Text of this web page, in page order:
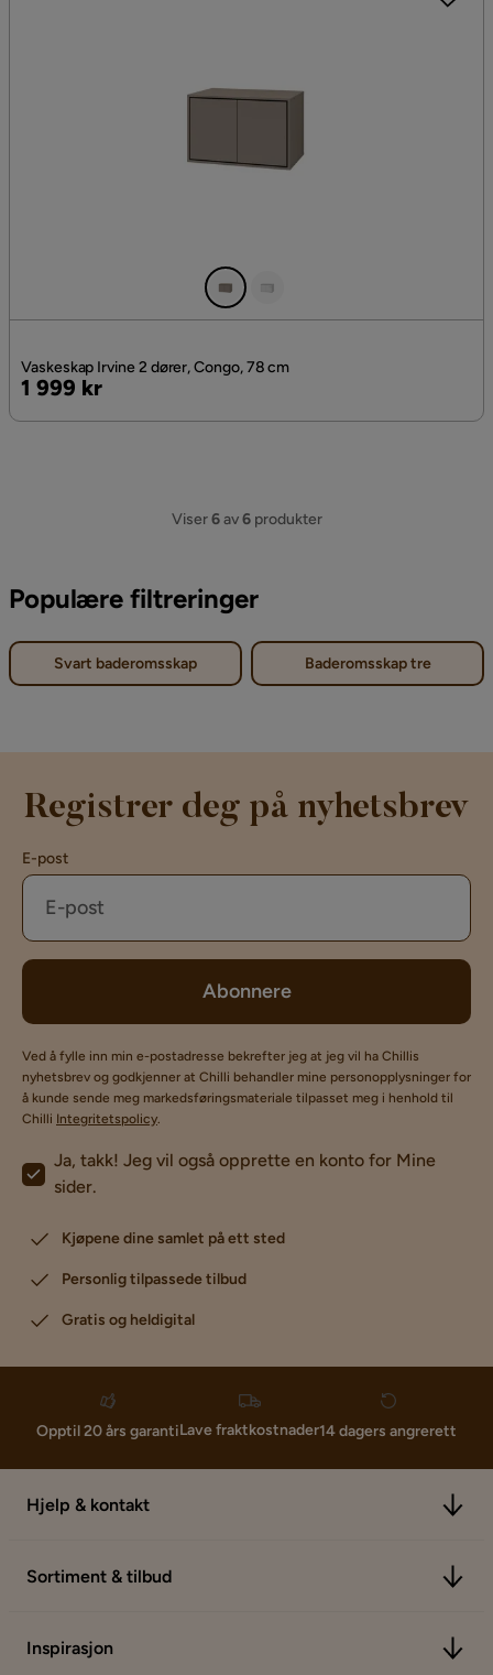
Vaskeskap Irvine 2 dører, Congo, 78 cm
Pris
1 999 kr
Viser6av6produkter
Populære filtreringer
Svart baderomsskap Baderomsskap tre
Registrer deg på nyhetsbrev
E-post
Abonnere
Ved å fylle inn min e-postadresse bekrefter jeg at jeg vil ha Chillis
nyhetsbrev og godkjenner at Chilli behandler mine personopplysninger for
å kunde sende meg markedsføringsmateriale tilpasset meg i henhold til
Chilli Integritetspolicy.
Ja, takk! Jeg vil også opprette en konto for Mine
sider.
Kjøpene dine samlet på ett sted
Personlig tilpassede tilbud
Gratis og heldigital
Opptil 20 års garantiLave fraktkostnader14 dagers angrerett
Hjelp & kontakt
Sortiment & tilbud
Inspirasjon